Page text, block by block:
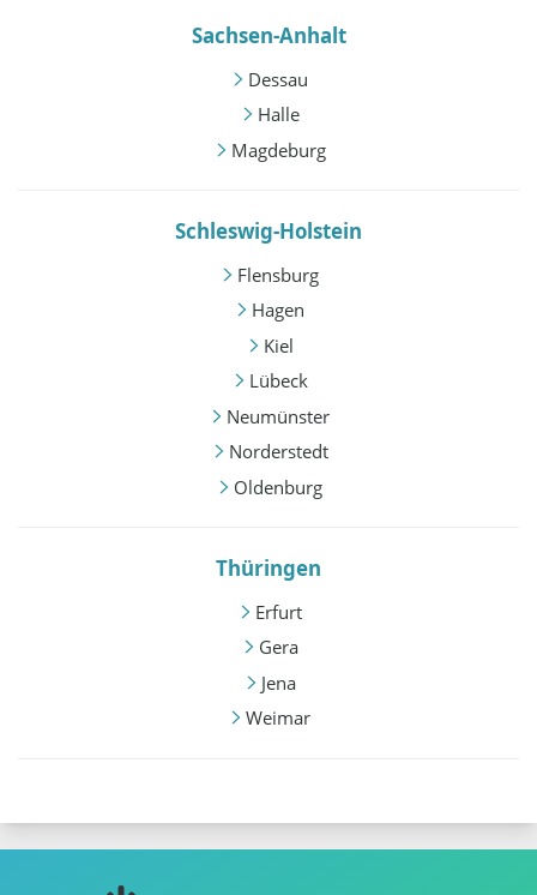
Sachsen-Anhalt
Dessau
Halle
Magdeburg
Schleswig-Holstein
Flensburg
Hagen
Kiel
Lübeck
Neumünster
Norderstedt
Oldenburg
Thüringen
Erfurt
Gera
Jena
Weimar